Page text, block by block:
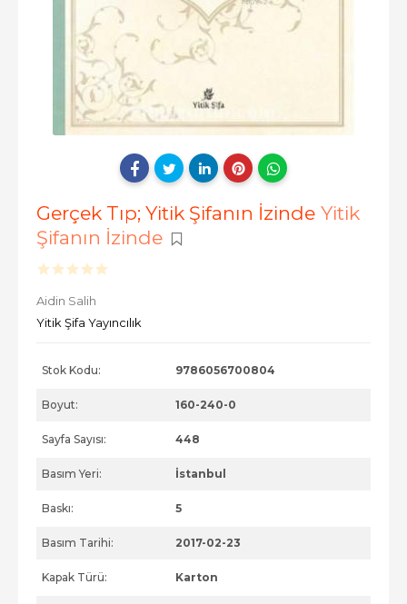
Gerçek Tıp; Yitik Şifanın İzinde Yitik
Şifanın İzinde
Aidin Salih
Yitik Şifa Yayıncılık
Stok Kodu: 9786056700804
Boyut: 160-240-0
Sayfa Sayısı: 448
Basım Yeri: İstanbul
Baskı: 5
Basım Tarihi: 2017-02-23
Kapak Türü: Karton